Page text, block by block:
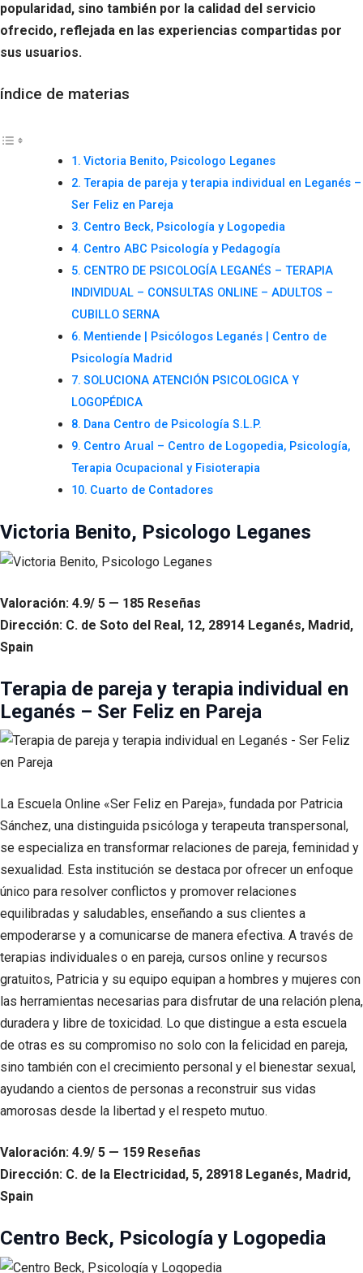
popularidad, sino también por la calidad del servicio
ofrecido, reflejada en las experiencias compartidas por
sus usuarios.
índice de materias
Victoria Benito, Psicologo Leganes
Terapia de pareja y terapia individual en Leganés –
Ser Feliz en Pareja
Centro Beck, Psicología y Logopedia
Centro ABC Psicología y Pedagogía
CENTRO DE PSICOLOGÍA LEGANÉS – TERAPIA
INDIVIDUAL – CONSULTAS ONLINE – ADULTOS –
CUBILLO SERNA
Mentiende | Psicólogos Leganés | Centro de
Psicología Madrid
SOLUCIONA ATENCIÓN PSICOLOGICA Y
LOGOPÉDICA
Dana Centro de Psicología S.L.P.
Centro Arual – Centro de Logopedia, Psicología,
Terapia Ocupacional y Fisioterapia
Cuarto de Contadores
Victoria Benito, Psicologo Leganes
Valoración: 4.9/ 5 — 185 Reseñas
Dirección: C. de Soto del Real, 12, 28914 Leganés, Madrid,
Spain
Terapia de pareja y terapia individual en
Leganés – Ser Feliz en Pareja
La Escuela Online «Ser Feliz en Pareja», fundada por Patricia
Sánchez, una distinguida psicóloga y terapeuta transpersonal,
se especializa en transformar relaciones de pareja, feminidad y
sexualidad. Esta institución se destaca por ofrecer un enfoque
único para resolver conflictos y promover relaciones
equilibradas y saludables, enseñando a sus clientes a
empoderarse y a comunicarse de manera efectiva. A través de
terapias individuales o en pareja, cursos online y recursos
gratuitos, Patricia y su equipo equipan a hombres y mujeres con
las herramientas necesarias para disfrutar de una relación plena,
duradera y libre de toxicidad. Lo que distingue a esta escuela
de otras es su compromiso no solo con la felicidad en pareja,
sino también con el crecimiento personal y el bienestar sexual,
ayudando a cientos de personas a reconstruir sus vidas
amorosas desde la libertad y el respeto mutuo.
Valoración: 4.9/ 5 — 159 Reseñas
Dirección: C. de la Electricidad, 5, 28918 Leganés, Madrid,
Spain
Centro Beck, Psicología y Logopedia